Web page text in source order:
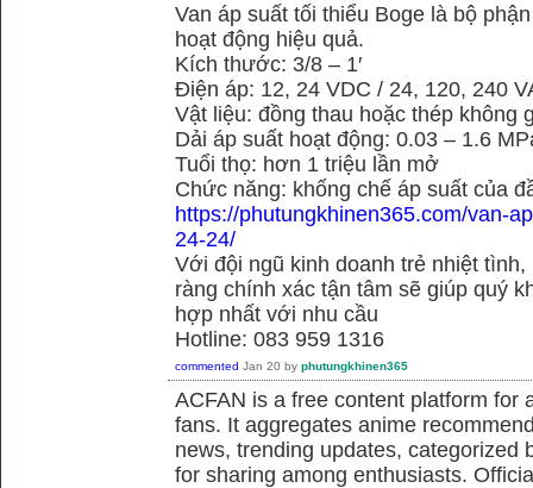
Van áp suất tối thiểu Boge là bộ
hoạt động hiệu quả.
Kích thước: 3/8 – 1′
Điện áp: 12, 24 VDC / 24, 120, 240
Vật liệu: đồng thau hoặc thép không
Dải áp suất hoạt động: 0.03 – 1.6
Tuổi thọ: hơn 1 triệu lần mở
Chức năng: khống chế áp suất của
https://phutungkhinen365.com/van-
24-24/
Với đội ngũ kinh doanh trẻ nhiệt
ràng chính xác tận tâm sẽ giúp quý
hợp nhất với nhu cầu
Hotline: 083 959 1316
commented Jan 20 by phutungkhinen365
ACFAN is a free content platform for
fans. It aggregates anime
news, trending updates, categorized
for sharing among enthusiasts.